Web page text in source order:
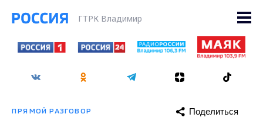
ГТРК Владимир
ПРЯМОЙ РАЗГОВОР Поделиться